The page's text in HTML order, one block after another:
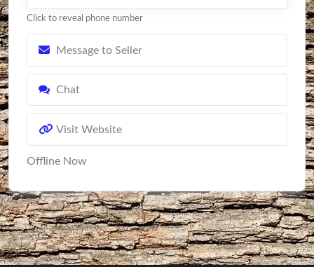
Click to reveal phone number
Message to Seller
Chat
Visit Website
Offline Now